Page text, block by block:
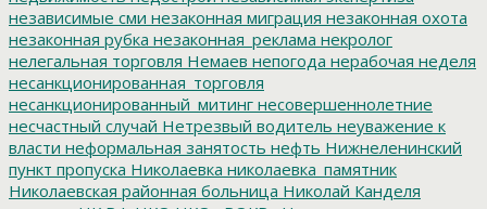
независимые сми незаконная миграция незаконная охота
незаконная рубка незаконная_реклама некролог
нелегальная торговля Немаев непогода нерабочая неделя
несанкционированная_торговля
несанкционированный_митинг несовершеннолетние
несчастный случай Нетрезвый водитель неуважение к
власти неформальная занятость нефть Нижнеленинский
пункт пропуска Николаевка николаевка_памятник
Николаевская районная больница Николай Канделя